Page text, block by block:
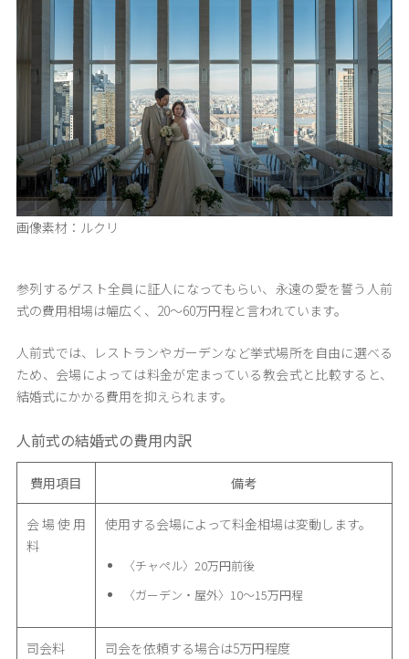
画像素材：ルクリ
参列するゲスト全員に証人になってもらい、永遠の愛を誓う人前
式の費用相場は幅広く、20〜60万円程と言われています。
人前式では、レストランやガーデンなど挙式場所を自由に選べる
ため、会場によっては料金が定まっている教会式と比較すると、
結婚式にかかる費用を抑えられます。
人前式の結婚式の費用内訳
費用項目 備考
会場使用
料
使用する会場によって料金相場は変動します。
〈チャペル〉20万円前後
〈ガーデン・屋外〉10〜15万円程
司会料 司会を依頼する場合は5万円程度